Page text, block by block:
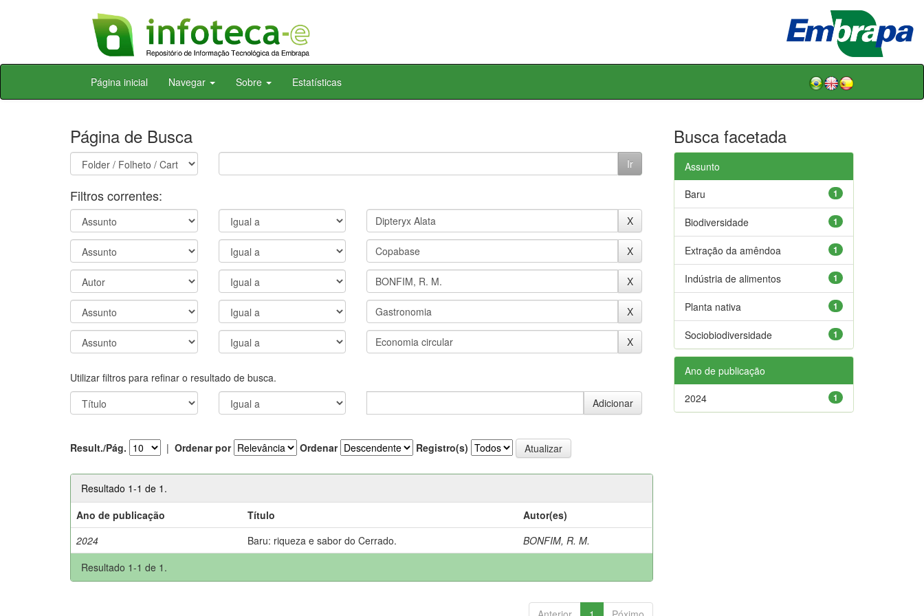
Skip
Página inicial Navegar Sobre Estatísticas
Página de Busca
Filtros correntes:
Utilizar filtros para refinar o resultado de busca.
Result./Pág. | Ordenar por Ordenar Registro(s)
Resultado 1-1 de 1.
Ano de publicação
Título
Autor(es)
2024
Baru: riqueza e sabor do Cerrado.
BONFIM, R. M.
Resultado 1-1 de 1.
Busca facetada
Assunto
1
Baru
1
Biodiversidade
1
Extração da amêndoa
1
Indústria de alimentos
1
Planta nativa
1
Sociobiodiversidade
Ano de publicação
1
2024